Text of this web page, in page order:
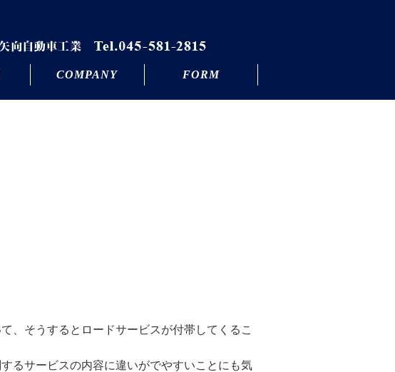
COMPANY FORM
、そうするとロードサービスが付帯してくるこ
るサービスの内容に違いがでやすいことにも気